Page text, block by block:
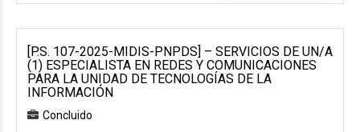
[P.S. 107-2025-MIDIS-PNPDS] – SERVICIOS DE UN/A
(1) ESPECIALISTA EN REDES Y COMUNICACIONES
PARA LA UNIDAD DE TECNOLOGÍAS DE LA
INFORMACIÓN
Concluido